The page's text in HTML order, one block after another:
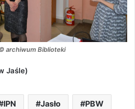
archiwum Biblioteki
Jaśle)
IPN Jasło PBW